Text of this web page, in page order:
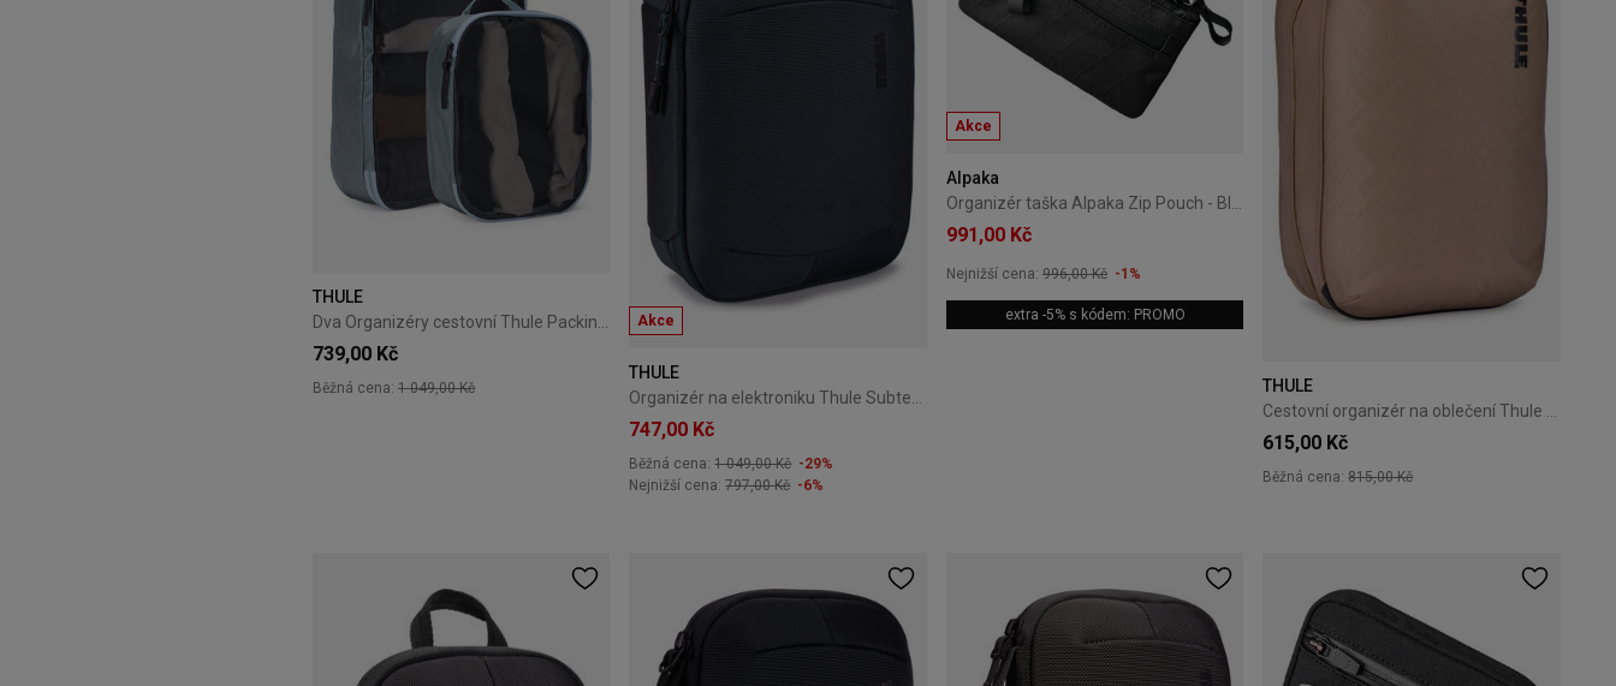
THULE
Dva Organizéry cestovní Thule Packing Cube Pond Gray
739,00 Kč
Běžná cena: 1 049,00 Kč
Akce
THULE
747,00 Kč
Běžná cena:1 049,00 Kč -29%
Nejnižší cena:797,00 Kč -6%
Akce
Alpaka
Organizér taška Alpaka Zip Pouch - Black
991,00 Kč
Nejnižší cena: 996,00 Kč -1%
extra -5% s kódem: PROMO
THULE
Cestovní organizér na oblečení Thule Clean/Dirty Cube gentle beige
615,00 Kč
Běžná cena:815,00 Kč